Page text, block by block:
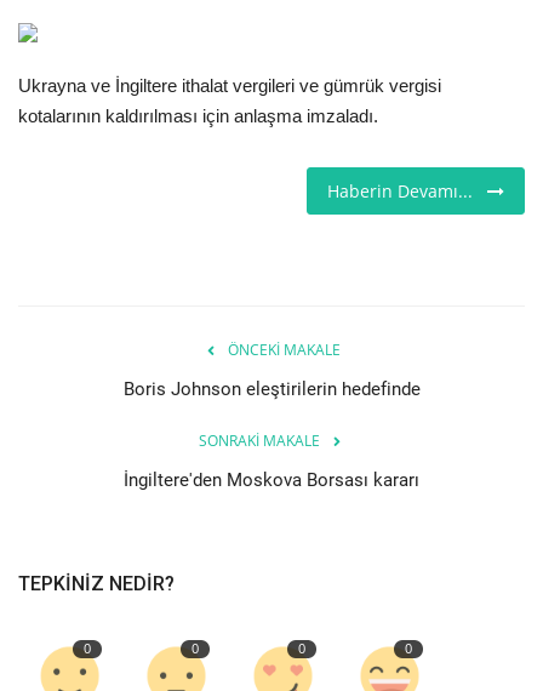
TOPLUM
Londra
Restoranlar
Ukrayna ve İngiltere ithalat vergileri ve gümrük vergisi
kotalarının kaldırılması için anlaşma imzaladı.
Haberin Devamı...
ÖNCEKI MAKALE
Boris Johnson eleştirilerin hedefinde
SONRAKI MAKALE
İngiltere'den Moskova Borsası kararı
TEPKINIZ NEDIR?
0 0 0 0